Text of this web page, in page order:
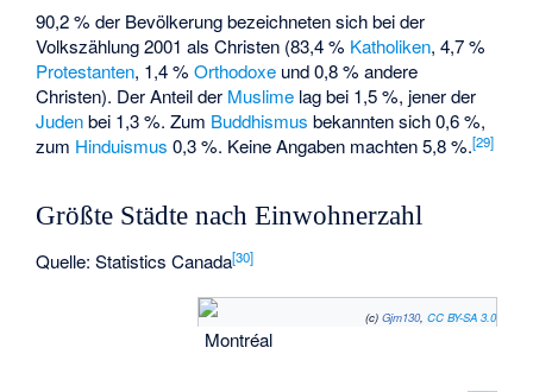
90,2 % der Bevölkerung bezeichneten sich bei der
Volkszählung 2001 als Christen (83,4 % Katholiken, 4,7 %
Protestanten, 1,4 %Orthodoxe und 0,8 % andere
Christen). Der Anteil der Muslime lag bei 1,5 %, jener der
Judenbei 1,3 %. Zum Buddhismus bekannten sich 0,6 %,
zum Hinduismus 0,3 %. Keine Angaben machten 5,8 %.[29]
Größte Städte nach Einwohnerzahl
Quelle: Statistics Canada[30]
(c) Gjm130, CC BY-SA 3.0
Montréal